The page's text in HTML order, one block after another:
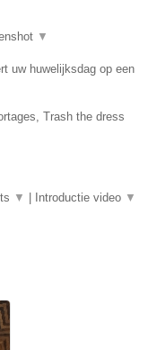
▼
uw huwelijksdag op een
Trash the dress
▼ Introductie video ▼